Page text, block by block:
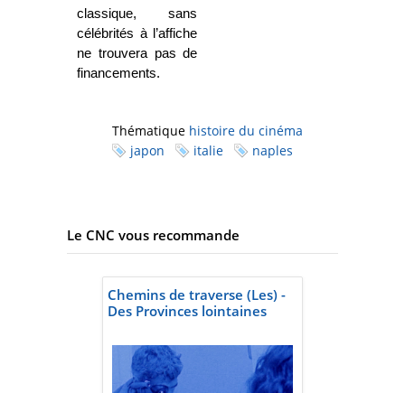
classique, sans
célébrités à l’affiche
ne trouvera pas de
financements.
Thématique histoire du cinéma
japon
italie naples
Le CNC vous recommande
Chemins de traverse (Les) -
Des Provinces lointaines